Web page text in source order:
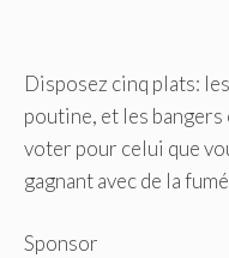
Disposez cinq plats:
poutine, et les
voter pour celui que
gagnant avec de la
Sponsor